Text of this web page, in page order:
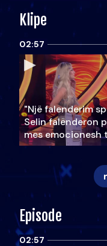
Klipe
02:57
"Një falenderim
Selin falënderon
mes emocionesh
Episode
02:57